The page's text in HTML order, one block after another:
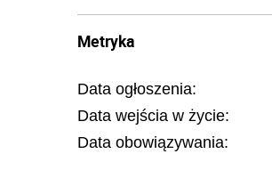
Metryka
Data ogłoszenia:
Data wejścia w życie:
Data obowiązywania: